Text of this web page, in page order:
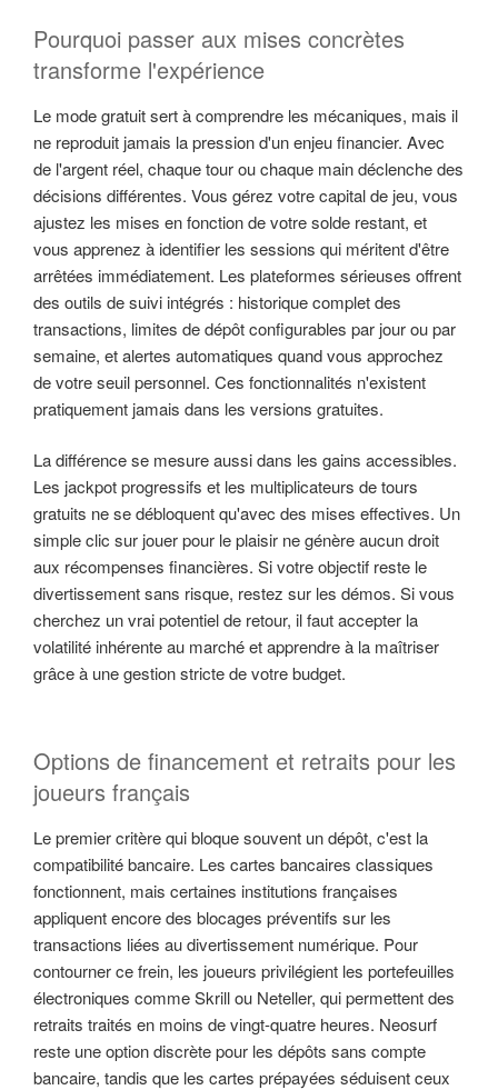
Pourquoi passer aux mises concrètes
transforme l'expérience
Le mode gratuit sert à comprendre les mécaniques, mais il
ne reproduit jamais la pression d'un enjeu financier. Avec
de l'argent réel, chaque tour ou chaque main déclenche des
décisions différentes. Vous gérez votre capital de jeu, vous
ajustez les mises en fonction de votre solde restant, et
vous apprenez à identifier les sessions qui méritent d'être
arrêtées immédiatement. Les plateformes sérieuses offrent
des outils de suivi intégrés : historique complet des
transactions, limites de dépôt configurables par jour ou par
semaine, et alertes automatiques quand vous approchez
de votre seuil personnel. Ces fonctionnalités n'existent
pratiquement jamais dans les versions gratuites.
La différence se mesure aussi dans les gains accessibles.
Les jackpot progressifs et les multiplicateurs de tours
gratuits ne se débloquent qu'avec des mises effectives. Un
simple clic sur jouer pour le plaisir ne génère aucun droit
aux récompenses financières. Si votre objectif reste le
divertissement sans risque, restez sur les démos. Si vous
cherchez un vrai potentiel de retour, il faut accepter la
volatilité inhérente au marché et apprendre à la maîtriser
grâce à une gestion stricte de votre budget.
Options de financement et retraits pour les
joueurs français
Le premier critère qui bloque souvent un dépôt, c'est la
compatibilité bancaire. Les cartes bancaires classiques
fonctionnent, mais certaines institutions françaises
appliquent encore des blocages préventifs sur les
transactions liées au divertissement numérique. Pour
contourner ce frein, les joueurs privilégient les portefeuilles
électroniques comme Skrill ou Neteller, qui permettent des
retraits traités en moins de vingt-quatre heures. Neosurf
reste une option discrète pour les dépôts sans compte
bancaire, tandis que les cartes prépayées séduisent ceux